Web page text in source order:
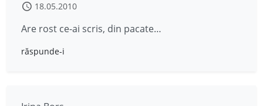
18.05.2010
Are rost ce-ai scris, din pacate…
răspunde-i